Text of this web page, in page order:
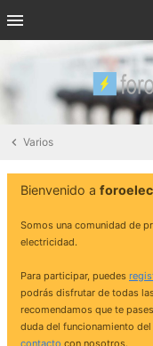
Varios
Bienvenido a
Somos una comunidad de
electricidad.
Para participar, puedes
podrás disfrutar de todas
recomendamos que te
duda del funcionamiento
contacto con nosotros.